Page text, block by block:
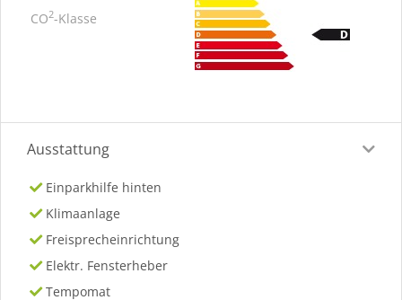
CO2-Klasse
Ausstattung
Einparkhilfe hinten
Klimaanlage
Freisprecheinrichtung
Elektr. Fensterheber
Tempomat